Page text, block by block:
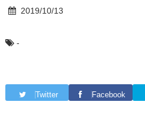
2019/10/13
-
Twitter Facebook